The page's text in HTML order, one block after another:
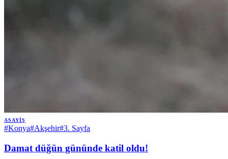
ASAYIŞ
#Konya#Akşehir#3. Sayfa
Damat düğün gününde katil oldu!